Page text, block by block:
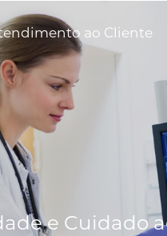
ao Cliente
e Cuidado